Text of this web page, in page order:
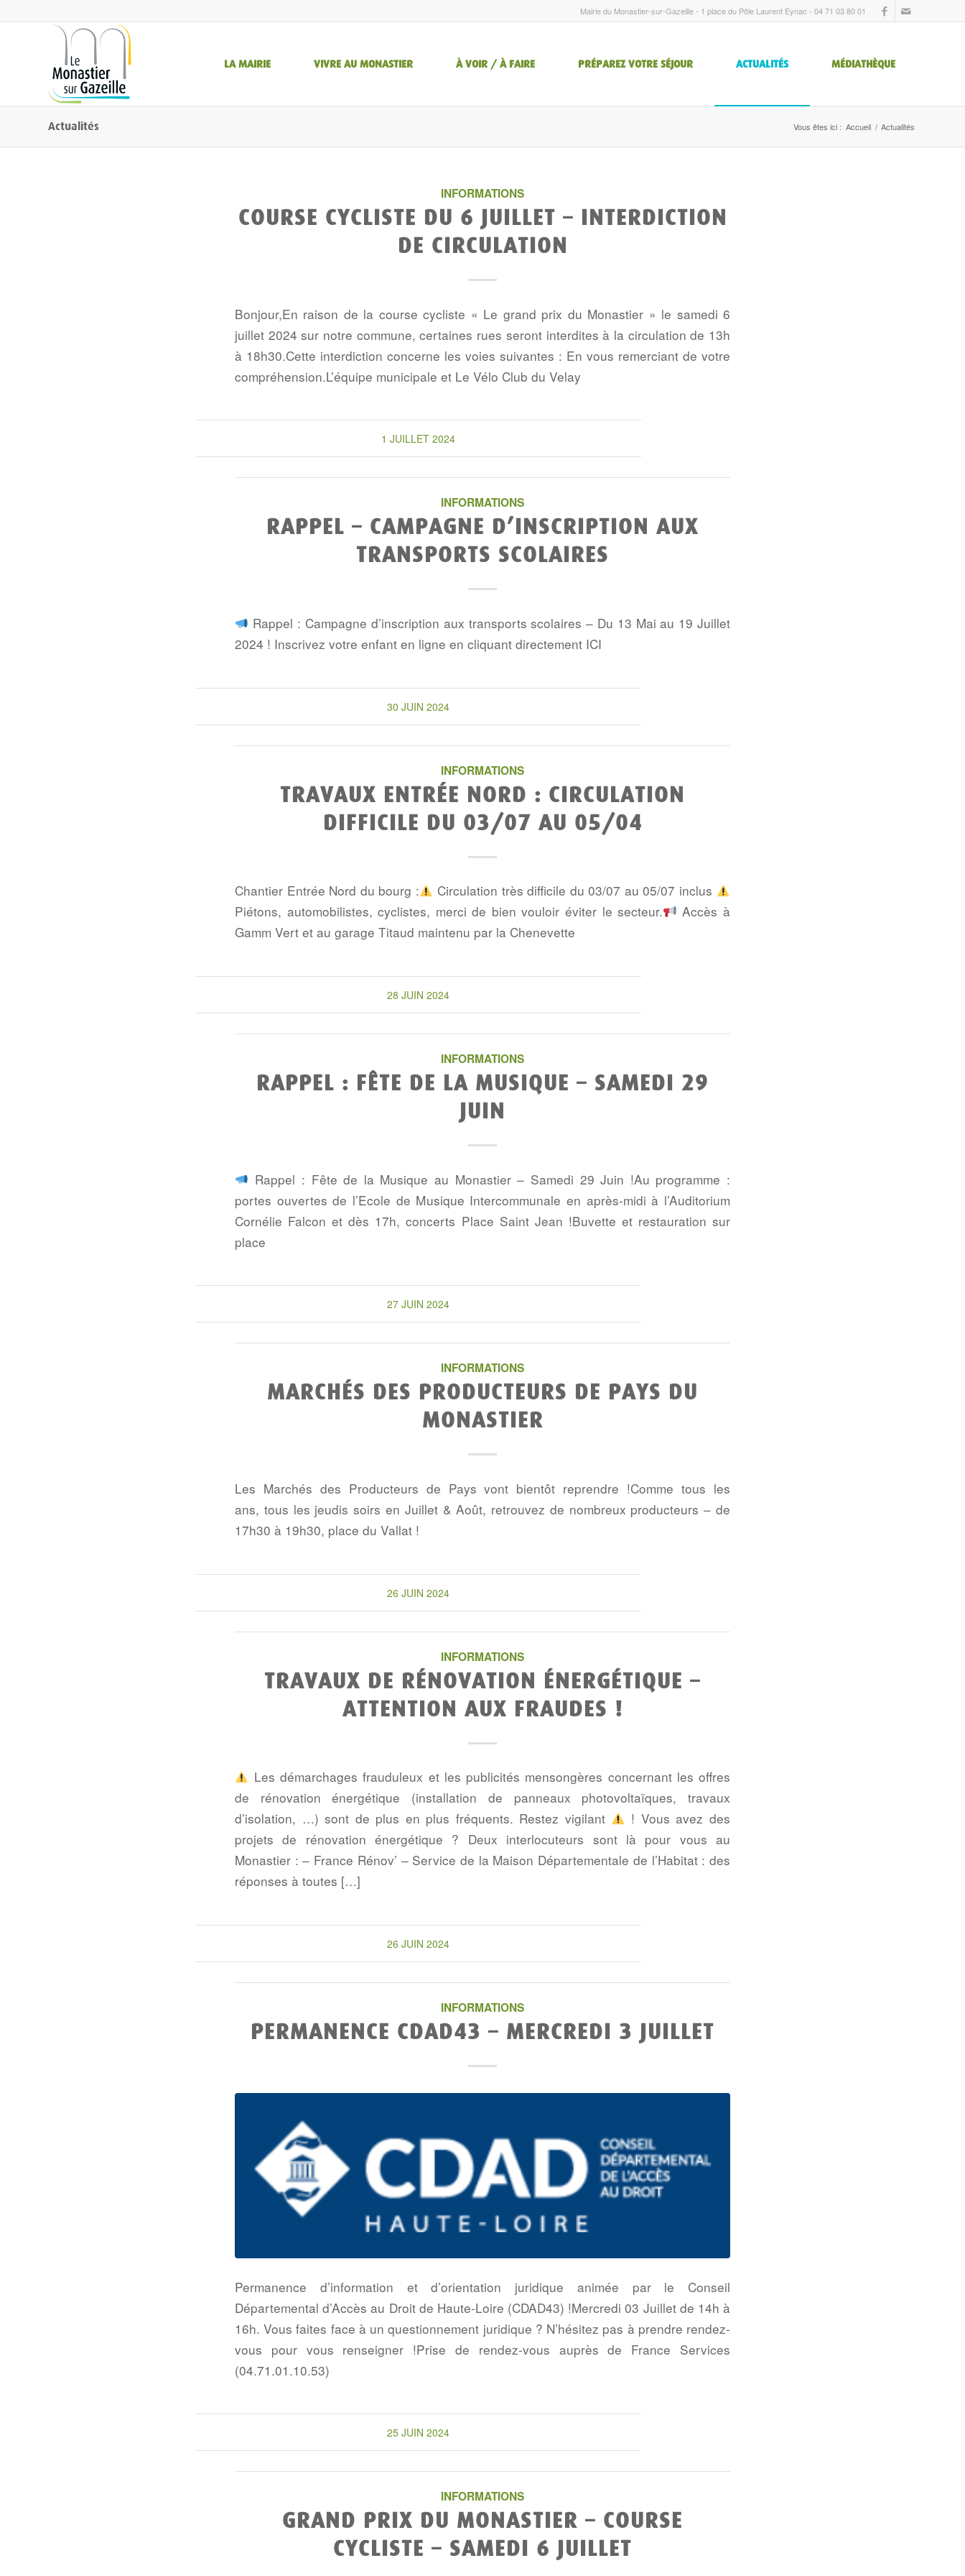
Mairie du Monastier-sur-Gazeille - 1 place du Pôle Laurent Eynac - 04 71 03 80 01
LA MAIRIE VIVRE AU MONASTIER À VOIR / À FAIRE PRÉPAREZ VOTRE SÉJOUR ACTUALITÉS MÉDIATHÈQUE
Actualités Vous êtes ici : Accueil / Actualités
INFORMATIONS
COURSE CYCLISTE DU 6 JUILLET – INTERDICTION
DE CIRCULATION
Bonjour,En raison de la course cycliste « Le grand prix du Monastier » le samedi 6
juillet 2024 sur notre commune, certaines rues seront interdites à la circulation de 13h
à 18h30.Cette interdiction concerne les voies suivantes : En vous remerciant de votre
compréhension.L’équipe municipale et Le Vélo Club du Velay
1 JUILLET 2024
INFORMATIONS
RAPPEL – CAMPAGNE D’INSCRIPTION AUX
TRANSPORTS SCOLAIRES
Rappel : Campagne d’inscription aux transports scolaires – Du 13 Mai au 19 Juillet
2024 ! Inscrivez votre enfant en ligne en cliquant directement ICI
30 JUIN 2024
INFORMATIONS
TRAVAUX ENTRÉE NORD : CIRCULATION
DIFFICILE DU 03/07 AU 05/04
Chantier Entrée Nord du bourg :
Circulation très difficile du 03/07 au 05/07 inclus
Piétons, automobilistes, cyclistes, merci de bien vouloir éviter le secteur.
Accès à
Gamm Vert et au garage Titaud maintenu par la Chenevette
28 JUIN 2024
INFORMATIONS
RAPPEL : FÊTE DE LA MUSIQUE – SAMEDI 29
JUIN
Rappel : Fête de la Musique au Monastier – Samedi 29 Juin !Au programme :
portes ouvertes de l’Ecole de Musique Intercommunale en après-midi à l’Auditorium
Cornélie Falcon et dès 17h, concerts Place Saint Jean !Buvette et restauration sur
place
27 JUIN 2024
INFORMATIONS
MARCHÉS DES PRODUCTEURS DE PAYS DU
MONASTIER
Les Marchés des Producteurs de Pays vont bientôt reprendre !Comme tous les
ans, tous les jeudis soirs en Juillet & Août, retrouvez de nombreux producteurs – de
17h30 à 19h30, place du Vallat !
26 JUIN 2024
INFORMATIONS
TRAVAUX DE RÉNOVATION ÉNERGÉTIQUE –
ATTENTION AUX FRAUDES !
Les démarchages frauduleux et les publicités mensongères concernant les offres
de rénovation énergétique (installation de panneaux photovoltaïques, travaux
d’isolation, …) sont de plus en plus fréquents. Restez vigilant
! Vous avez des
projets de rénovation énergétique ? Deux interlocuteurs sont là pour vous au
Monastier : – France Rénov’ – Service de la Maison Départementale de l’Habitat : des
réponses à toutes […]
26 JUIN 2024
INFORMATIONS
PERMANENCE CDAD43 – MERCREDI 3 JUILLET
Permanence d’information et d’orientation juridique animée par le Conseil
Départemental d’Accès au Droit de Haute-Loire (CDAD43) !Mercredi 03 Juillet de 14h à
16h. Vous faites face à un questionnement juridique ? N’hésitez pas à prendre rendez-
vous pour vous renseigner !Prise de rendez-vous auprès de France Services
(04.71.01.10.53)
25 JUIN 2024
INFORMATIONS
GRAND PRIX DU MONASTIER – COURSE
CYCLISTE – SAMEDI 6 JUILLET